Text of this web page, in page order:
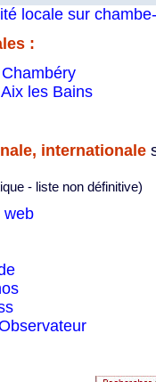
locale sur
:
les Bains
internationale
- liste non définitive)
web